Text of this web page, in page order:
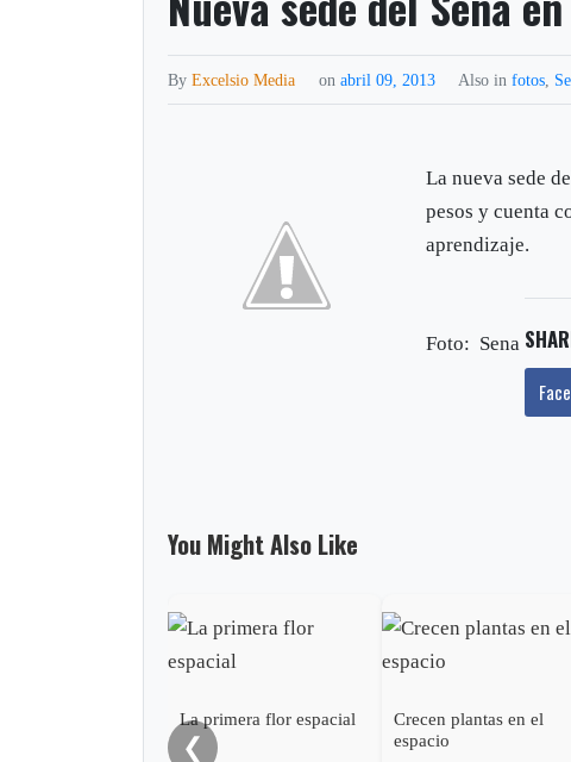
ByExcelsio Media onabril 09, 2013 Also infotos
La nueva sede
pesos y cuenta
aprendizaje.
Foto: Sena
You Might Also Like
❮
La primera flor espacial
Crecen plantas en el
espacio